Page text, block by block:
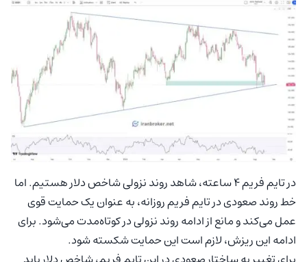
در تایم فریم ۴ ساعته، شاهد روند نزولی شاخص دلار هستیم. اما
خط روند صعودی در تایم فریم روزانه، به عنوان یک حمایت قوی
عمل می‌کند و مانع از ادامه روند نزولی در کوتاه‌مدت می‌شود. برای
ادامه این ریزش، لازم است این حمایت شکسته شود.